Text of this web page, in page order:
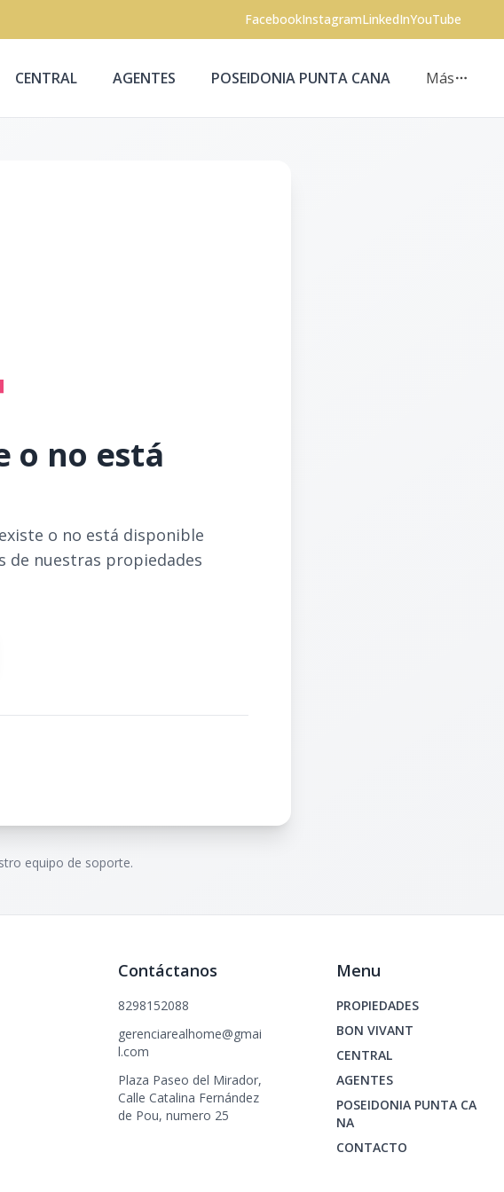
FacebookInstagramLinkedInYouTube
CENTRAL AGENTES POSEIDONIA PUNTA CANA Más
o no está
o no está disponible
de nuestras propiedades
equipo de soporte.
Contáctanos
8298152088
gerenciarealhome@gmai
l.com
Plaza Paseo del Mirador,
Calle Catalina Fernández
de Pou, numero 25
Menu
PROPIEDADES
BON VIVANT
CENTRAL
AGENTES
POSEIDONIA PUNTA CA
NA
CONTACTO